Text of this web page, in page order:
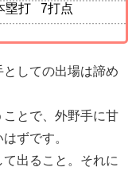
打 7打点
しての出場は諦め
とで、外野手に甘
ずです。
出ること。それに